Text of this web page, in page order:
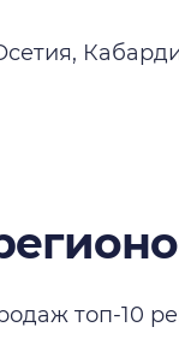
топ-10